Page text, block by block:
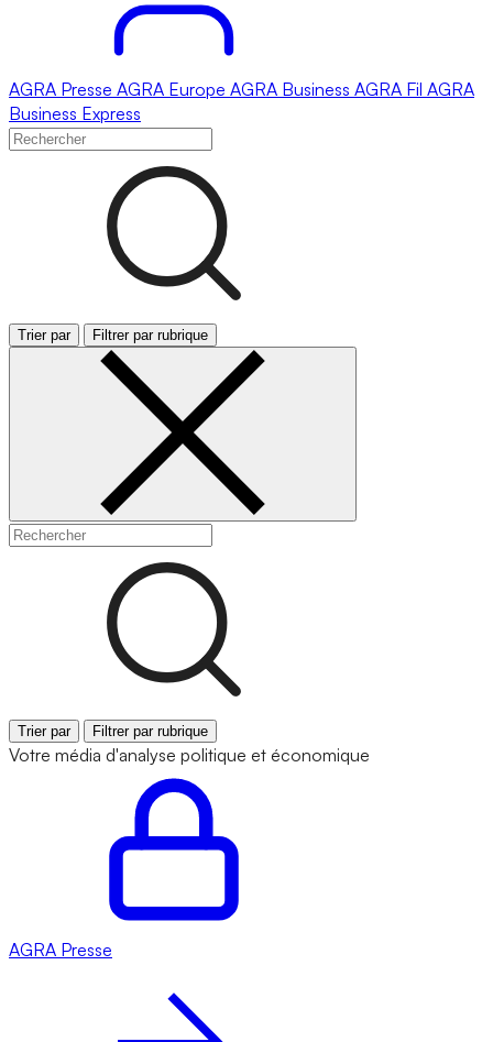
AGRA Presse AGRA Europe AGRA Business AGRA Fil AGRA
Business Express
Trier par Filtrer par rubrique
Trier par Filtrer par rubrique
Votre média d'analyse politique et économique
AGRA Presse